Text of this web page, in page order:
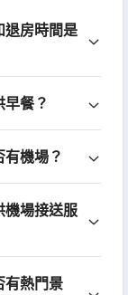
退房時間是
餐？
機場？
機場接送服
有熱門景